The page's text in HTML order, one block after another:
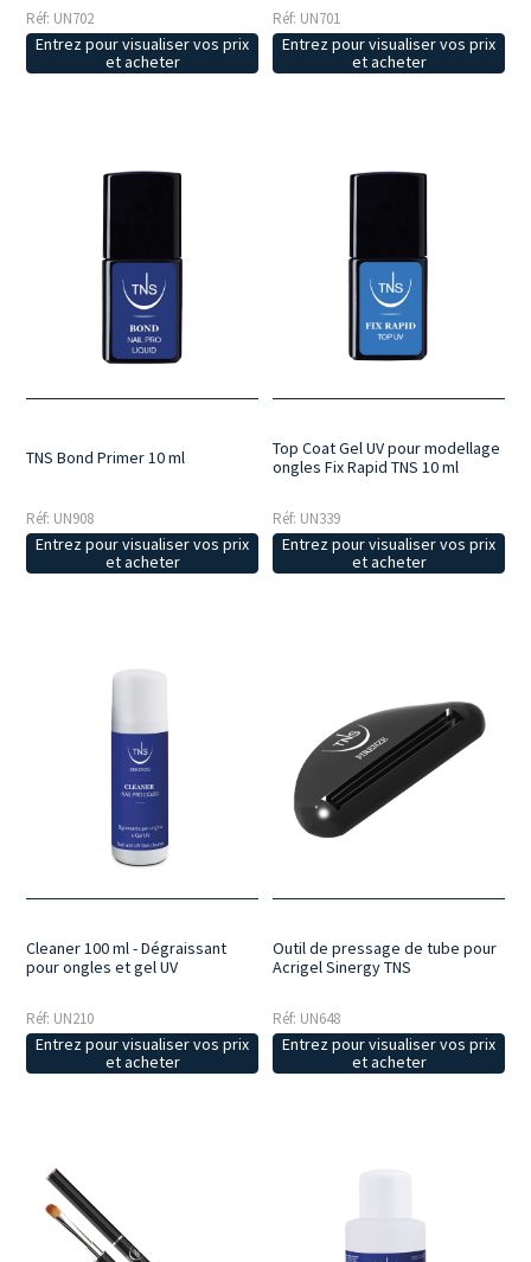
Réf: UN702
Entrez pour visualiser vos prix
et acheter
Réf: UN701
Entrez pour visualiser vos prix
et acheter
TNS Bond Primer 10 ml
Réf: UN908
Entrez pour visualiser vos prix
et acheter
Top Coat Gel UV pour modellage
ongles Fix Rapid TNS 10 ml
Réf: UN339
Entrez pour visualiser vos prix
et acheter
Cleaner 100 ml - Dégraissant
pour ongles et gel UV
Réf: UN210
Entrez pour visualiser vos prix
et acheter
Outil de pressage de tube pour
Acrigel Sinergy TNS
Réf: UN648
Entrez pour visualiser vos prix
et acheter